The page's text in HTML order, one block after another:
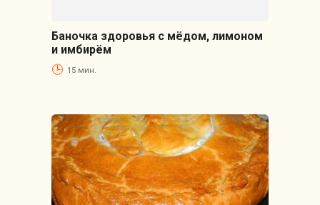
Баночка здоровья с мёдом, лимоном
и имбирём
15 мин.